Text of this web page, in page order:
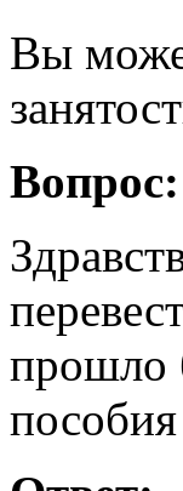
Вы
Вопрос:
прошло